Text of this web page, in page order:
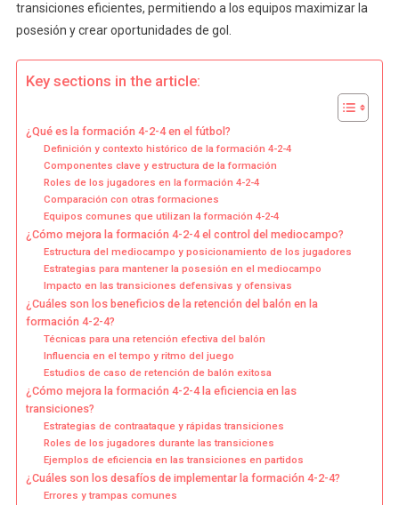
Retención
transiciones eficientes, permitiendo a los equipos maximizar la
posesión y crear oportunidades de gol.
Key sections in the article:
¿Qué es la formación 4-2-4 en el fútbol?
Definición y contexto histórico de la formación 4-2-4
Componentes clave y estructura de la formación
Roles de los jugadores en la formación 4-2-4
Comparación con otras formaciones
Equipos comunes que utilizan la formación 4-2-4
¿Cómo mejora la formación 4-2-4 el control del mediocampo?
Estructura del mediocampo y posicionamiento de los jugadores
Estrategias para mantener la posesión en el mediocampo
Impacto en las transiciones defensivas y ofensivas
¿Cuáles son los beneficios de la retención del balón en la
formación 4-2-4?
Técnicas para una retención efectiva del balón
Influencia en el tempo y ritmo del juego
Estudios de caso de retención de balón exitosa
¿Cómo mejora la formación 4-2-4 la eficiencia en las
transiciones?
Estrategias de contraataque y rápidas transiciones
Roles de los jugadores durante las transiciones
Ejemplos de eficiencia en las transiciones en partidos
¿Cuáles son los desafíos de implementar la formación 4-2-4?
Errores y trampas comunes